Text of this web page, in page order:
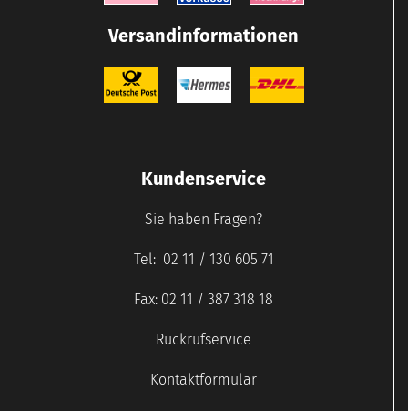
Versandinformationen
Kundenservice
Sie haben Fragen?
Tel: 02 11 / 130 605 71
Fax: 02 11 / 387 318 18
Rückrufservice
Kontaktformular